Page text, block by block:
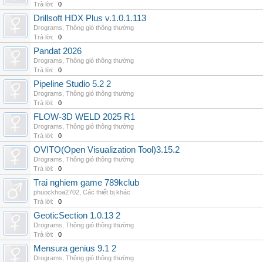
Trả lời:
0
Drillsoft HDX Plus v.1.0.1.113
Drograms Thông gió thông thường
Trả lời:
0
Pandat 2026
Drograms Thông gió thông thường
Trả lời:
0
Pipeline Studio 5.2 2
Drograms Thông gió thông thường
Trả lời:
0
FLOW-3D WELD 2025 R1
Drograms Thông gió thông thường
Trả lời:
0
OVITO(Open Visualization Tool)3.15.2
Drograms Thông gió thông thường
Trả lời:
0
Trai nghiem game 789kclub
phuockhoa2702 Các thiết bị khác
Trả lời:
0
GeoticSection 1.0.13 2
Drograms Thông gió thông thường
Trả lời:
0
Mensura genius 9.1 2
Drograms Thông gió thông thường